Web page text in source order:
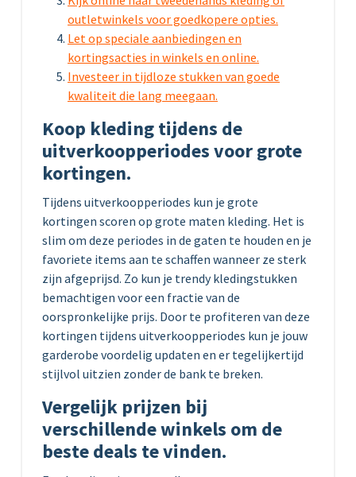
outletwinkels voor goedkopere opties.
Let op speciale aanbiedingen en
kortingsacties in winkels en online.
Investeer in tijdloze stukken van goede
kwaliteit die lang meegaan.
Koop kleding tijdens de
uitverkoopperiodes voor grote
kortingen.
Tijdens uitverkoopperiodes kun je grote
kortingen scoren op grote maten kleding. Het is
slim om deze periodes in de gaten te houden en je
favoriete items aan te schaffen wanneer ze sterk
zijn afgeprijsd. Zo kun je trendy kledingstukken
bemachtigen voor een fractie van de
oorspronkelijke prijs. Door te profiteren van deze
kortingen tijdens uitverkoopperiodes kun je jouw
garderobe voordelig updaten en er tegelijkertijd
stijlvol uitzien zonder de bank te breken.
Vergelijk prijzen bij
verschillende winkels om de
beste deals te vinden.